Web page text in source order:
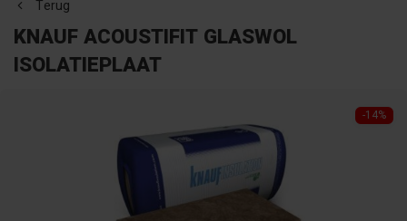
Terug
KNAUF ACOUSTIFIT GLASWOL
ISOLATIEPLAAT
-14%